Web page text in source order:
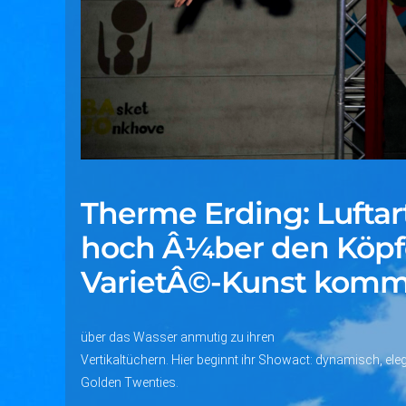
Therme Erding:
hoch Â¼ber den
VarietÂ©-Kunst
über das Wasser anmutig zu ihren
Vertikaltüchern. Hier beginnt ihr Showact: dynamisch,
Golden Twenties.